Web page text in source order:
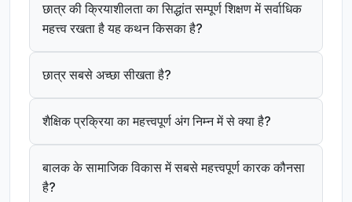
छात्र की क्रियाशीलता का सिद्धांत सम्पूर्ण शिक्षण में सर्वाधिक
महत्त्व रखता है यह कथन किसका है?
छात्र सबसे अच्छा सीखता है?
शैक्षिक प्रक्रिया का महत्त्वपूर्ण अंग निम्न में से क्या है?
बालक के सामाजिक विकास में सबसे महत्त्वपूर्ण कारक कौनसा
है?